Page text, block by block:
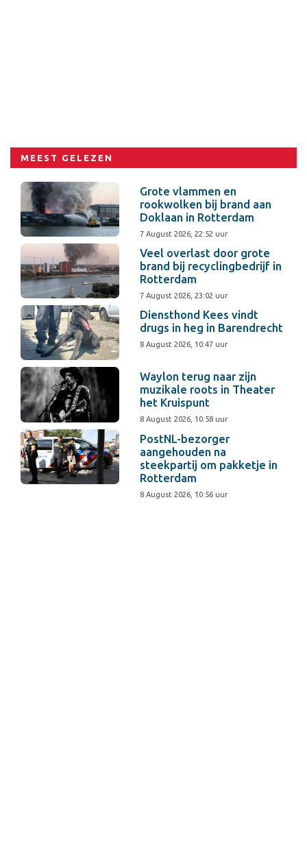
MEEST GELEZEN
Grote vlammen en
rookwolken bij brand aan
Doklaan in Rotterdam
7 August 2026, 22:52 uur
Veel overlast door grote
brand bij recyclingbedrijf in
Rotterdam
7 August 2026, 23:02 uur
Diensthond Kees vindt
drugs in heg in Barendrecht
8 August 2026, 10:47 uur
Waylon terug naar zijn
muzikale roots in Theater
het Kruispunt
8 August 2026, 10:58 uur
PostNL-bezorger
aangehouden na
steekpartij om pakketje in
Rotterdam
8 August 2026, 10:56 uur